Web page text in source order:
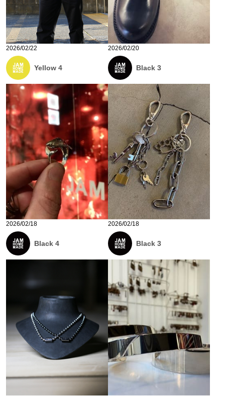
2026/02/22
Yellow 4
2026/02/20
Black 3
2026/02/18
Black 4
2026/02/18
Black 3